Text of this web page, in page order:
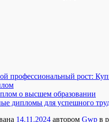
профессиональный рост:
о высшем образовании
дипломы для успешного
14.11.2024 автором Gwp в